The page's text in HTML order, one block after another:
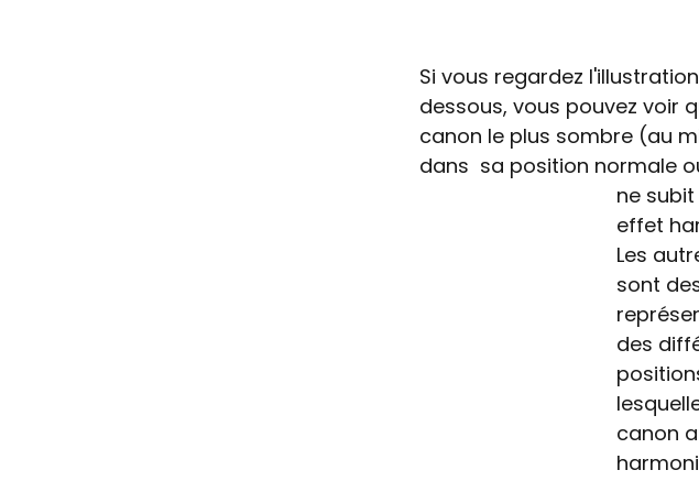
Si vous regardez
dessous, vous pouvez voir
canon le plus sombre (au
dans  sa position normale
ne
effet
Les
sont
des
canon